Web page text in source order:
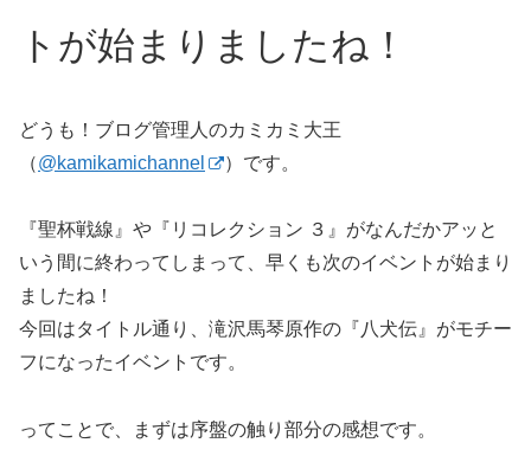
トが始まりましたね！
どうも！ブログ管理人のカミカミ大王
（@kamikamichannel ）です。
『聖杯戦線』や『リコレクション ３』がなんだかアッと
いう間に終わってしまって、早くも次のイベントが始まり
ましたね！
今回はタイトル通り、滝沢馬琴原作の『八犬伝』がモチー
フになったイベントです。
ってことで、まずは序盤の触り部分の感想です。